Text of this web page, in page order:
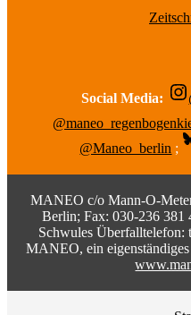
Social Media:
@Maneo_berlin ;
MANEO c/o Mann-O-
Berlin; Fax: 030-236
Schwules
MANEO, ein